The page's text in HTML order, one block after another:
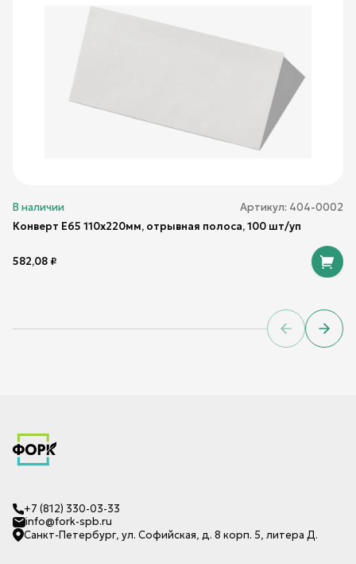
В наличии Артикул: 404-0002
Конверт Е65 110х220мм, отрывная полоса, 100 шт/уп
582,08₽
Previous
Next
+7 (812) 330-03-33
info@fork-spb.ru
Санкт-Петербург, ул. Софийская, д. 8 корп. 5, литера Д.